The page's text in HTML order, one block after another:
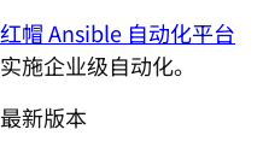
红帽 Ansible 自动化平台
实施企业级自动化。
最新版本